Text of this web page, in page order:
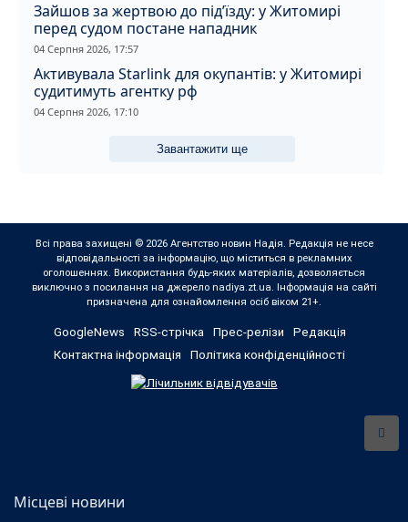
Зайшов за жертвою до під’їзду: у Житомирі
перед судом постане нападник
04 Серпня 2026, 17:57
Активувала Starlink для окупантів: у Житомирі
судитимуть агентку рф
04 Серпня 2026, 17:10
Завантажити ще
Всі права захищені © 2026 Агентство новин Надія. Редакція не несе
відповідальності за інформацію, що міститься в рекламних
оголошеннях. Використання будь-яких матеріалів, дозволяється
виключно з посилання на джерело nadiya.zt.ua. Інформація на сайті
призначена для ознайомлення осіб віком 21+.
GoogleNews RSS-стрічка Прес-релізи
Редакція
Контактна інформація
Політика конфіденційності
Місцеві новини